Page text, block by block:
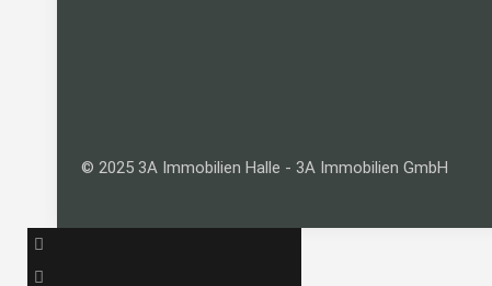
© 2025 3A Immobilien Halle - 3A Immobilien GmbH